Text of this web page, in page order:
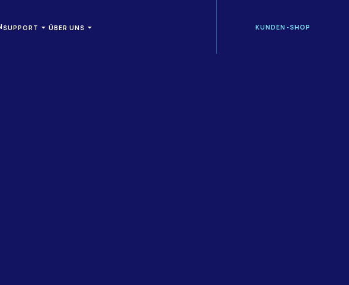
SUPPORT ÜBER UNS KUNDEN-SHOP